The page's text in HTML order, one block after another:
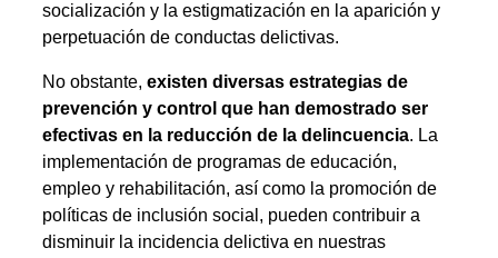
socialización y la estigmatización en la aparición y
perpetuación de conductas delictivas.
No obstante, existen diversas estrategias de
prevención y control que han demostrado ser
efectivas en la reducción de la delincuencia. La
implementación de programas de educación,
empleo y rehabilitación, así como la promoción de
políticas de inclusión social, pueden contribuir a
disminuir la incidencia delictiva en nuestras